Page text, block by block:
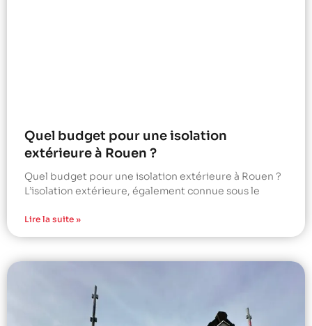
Quel budget pour une isolation
extérieure à Rouen ?
Quel budget pour une isolation extérieure à Rouen ?
L’isolation extérieure, également connue sous le
Lire la suite »